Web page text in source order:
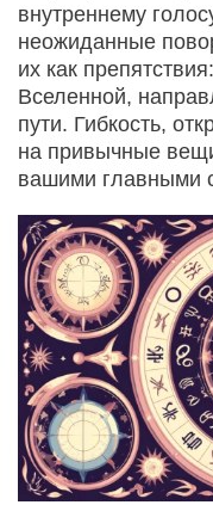
внутреннему
неожиданные
их как
Вселенной,
пути. Гибкость,
на привычные
вашими главными